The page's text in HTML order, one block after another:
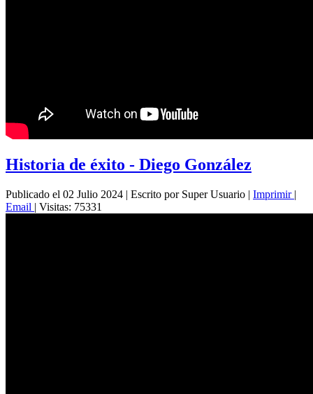
Historia de éxito - Diego González
Publicado el 02 Julio 2024 | Escrito por Super Usuario | Imprimir |
Email | Visitas: 75331